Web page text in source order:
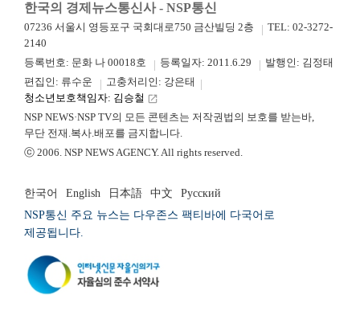
한국의 경제뉴스통신사 - NSP통신
07236 서울시 영등포구 국회대로750 금산빌딩 2층
TEL: 02-3272-
2140
등록번호: 문화 나 00018호
등록일자: 2011.6.29
발행인: 김정태
편집인: 류수운
고충처리인: 강은태
청소년보호책임자: 김승철 launch
NSP NEWS·NSP TV의 모든 콘텐츠는 저작권법의 보호를 받는바,
무단 전재.복사.배포를 금지합니다.
ⓒ 2006. NSP NEWS AGENCY. All rights reserved.
한국어 English 日本語 中文
Русский
NSP통신 주요 뉴스는 다우존스 팩티바에 다국어로
제공됩니다.